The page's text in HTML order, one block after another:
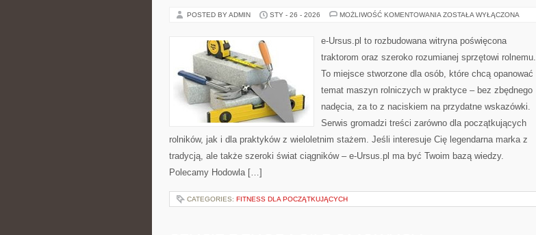
POSTED BY ADMIN STY - 26 - 2026 MOŻLIWOŚĆ KOMENTOWANIA ZRÓWNOWAŻONE
ZOSTAŁA WYŁĄCZONA
e-Ursus.pl to rozbudowana witryna poświęcona
traktorom oraz szeroko rozumianej sprzętowi rolnemu.
To miejsce stworzone dla osób, które chcą opanować
temat maszyn rolniczych w praktyce – bez zbędnego
nadęcia, za to z naciskiem na przydatne wskazówki.
Serwis gromadzi treści zarówno dla początkujących
rolników, jak i dla praktyków z wieloletnim stażem. Jeśli interesuje Cię legendarna marka z
tradycją, ale także szeroki świat ciągników – e-Ursus.pl ma być Twoim bazą wiedzy.
Polecamy Hodowla […]
CATEGORIES: FITNESS DLA POCZĄTKUJĄCYCH